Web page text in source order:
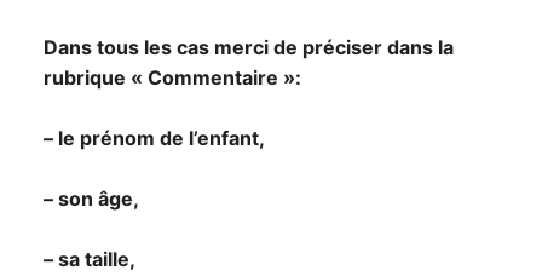
Dans tous les cas merci de préciser dans la
rubrique « Commentaire »:
– le prénom de l’enfant,
– son âge,
– sa taille,